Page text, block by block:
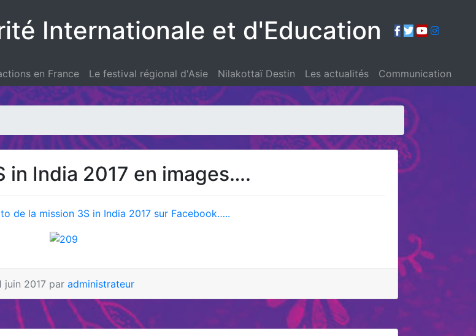
Internationale et d'Education
en France Le festival régional d'Asie Nilakottaï Destin Les actualités Communication
in India 2017 en images….
de la mission 3S in India 2017 sur Facebook…..
juin 2017 par administrateur